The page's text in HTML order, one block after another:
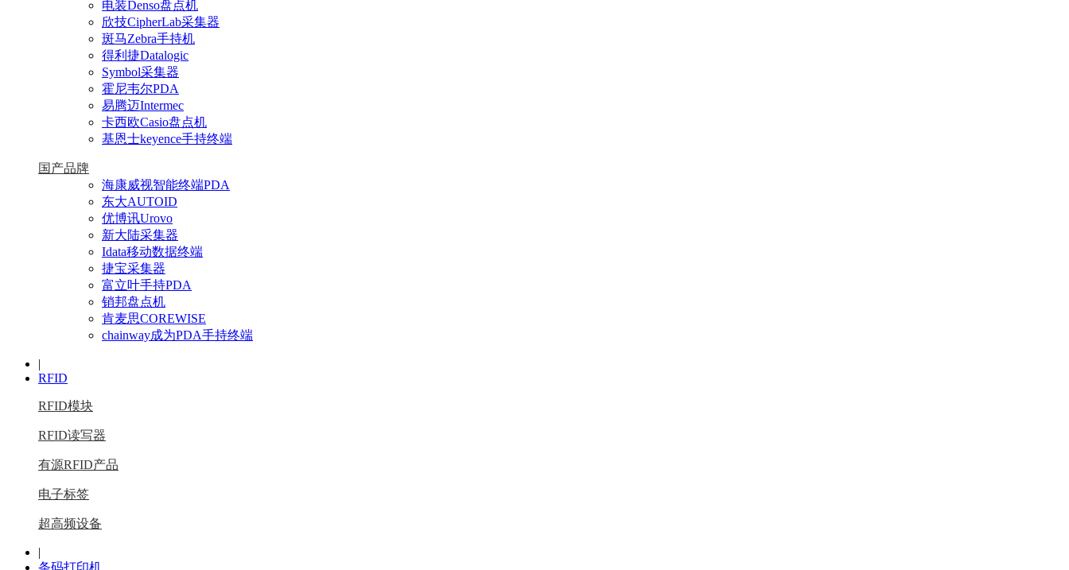
电装Denso盘点机
欣技CipherLab采集器
斑马Zebra手持机
得利捷Datalogic
Symbol采集器
霍尼韦尔PDA
易腾迈Intermec
卡西欧Casio盘点机
基恩士keyence手持终端
国产品牌
海康威视智能终端PDA
东大AUTOID
优博讯Urovo
新大陆采集器
Idata移动数据终端
捷宝采集器
富立叶手持PDA
销邦盘点机
肯麦思COREWISE
chainway成为PDA手持终端
|
RFID
RFID模块
RFID读写器
有源RFID产品
电子标签
超高频设备
|
条码打印机